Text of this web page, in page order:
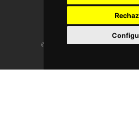
© Pronorte Sonido SL. Todos